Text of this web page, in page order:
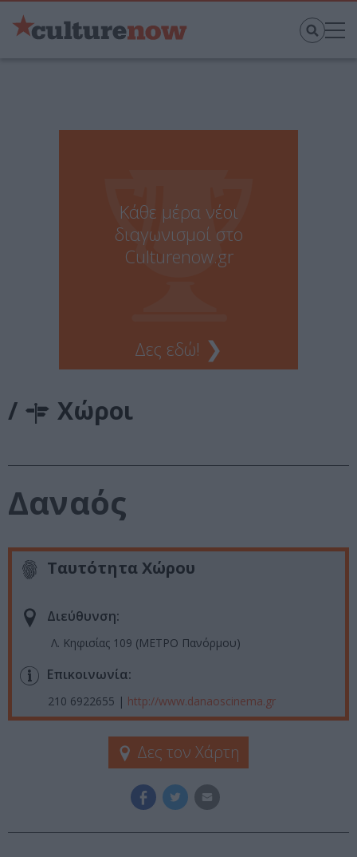
Κάθε μέρα νέοι
διαγωνισμοί στο
Culturenow.gr
Δες εδώ! ❯
/ Χώροι
Δαναός
Ταυτότητα Χώρου
Διεύθυνση:
Λ. Κηφισίας 109 (ΜΕΤΡΟ Πανόρμου)
Επικοινωνία:
210 6922655 | http://www.danaoscinema.gr
Δες τον Χάρτη